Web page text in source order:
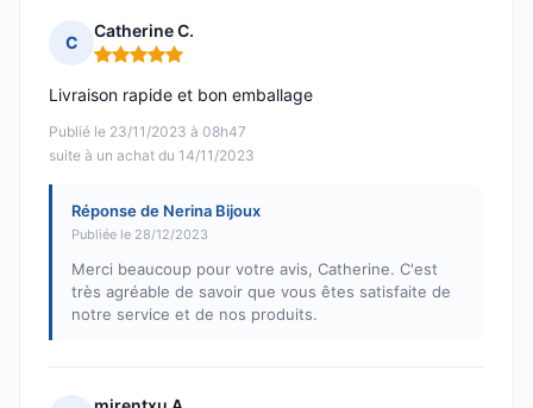
C
Catherine C.
Note : 5 sur 5
Publié le 23/11/2023 à 08h47
suite à un achat du 14/11/2023
Livraison rapide et bon emballage
Réponse de Nerina Bijoux
Publiée le 28/12/2023
Merci beaucoup pour votre avis, Catherine. C'est
très agréable de savoir que vous êtes satisfaite de
notre service et de nos produits.